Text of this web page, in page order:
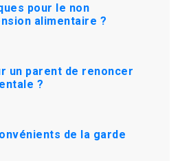
pour le non
alimentaire ?
un parent de renoncer
?
de la garde